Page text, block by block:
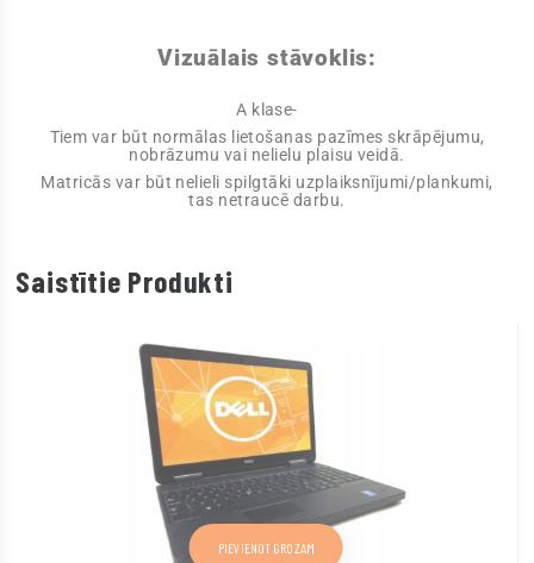
Vizuālais stāvoklis:
A klase-
Tiem var būt normālas lietošanas pazīmes skrāpējumu,
nobrāzumu vai nelielu plaisu veidā.
Matricās var būt nelieli spilgtāki uzplaiksnījumi/plankumi,
tas netraucē darbu.
Saistītie Produkti
PIEVIENOT GROZAM